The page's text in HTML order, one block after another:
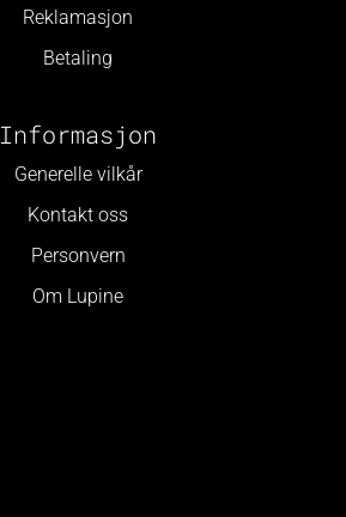
Reklamasjon
Betaling
Informasjon
Generelle vilkår
Kontakt oss
Personvern
Om Lupine